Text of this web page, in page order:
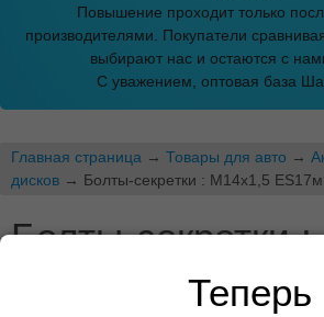
Теперь
Повышение проходит только
производителями. Покупатели
выбирают нас и остаются с
С уважением, оптовая база
Главная страница → Товары для авто →
дисков → Болты-секретки : М14х1,5
Болты-секретки
ES17мм L25мм